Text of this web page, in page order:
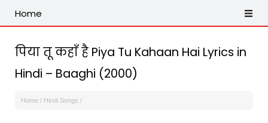
Malayalam,
English,
Songs
Lyrics
Home
पिया तू कहाँ है Piya Tu Kahaan Hai Lyrics in
Hindi – Baaghi (2000)
Home / Hindi Songs /